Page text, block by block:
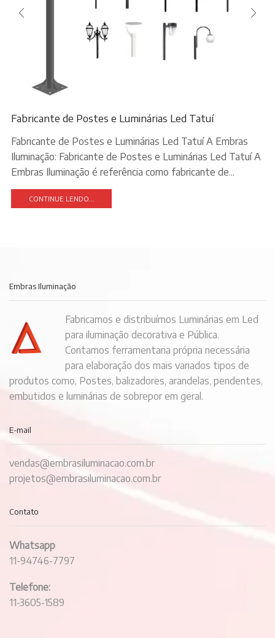
Fabricante de Postes e Luminárias Led Tatuí
Fabricante de Postes e Luminárias Led Tatuí A Embras
Iluminação: Fabricante de Postes e Luminárias Led Tatuí A
Embras Iluminação é referência como fabricante de...
CONTINUE LENDO...
Embras Iluminação
Fabricamos e distribuímos Luminárias em Led
para iluminação decorativa e Pública.
Contamos ferramentaria própria necessária
para elaboração dos mais variados tipos de
produtos como, Postes, balizadores, arandelas, pendentes,
embutidos e luminárias de sobrepor em geral.
E-mail
vendas@embrasiluminacao.com.br
projetos@embrasiluminacao.com.br
Contato
Whatsapp
11-94746-7797
Telefone:
11-3605-1589